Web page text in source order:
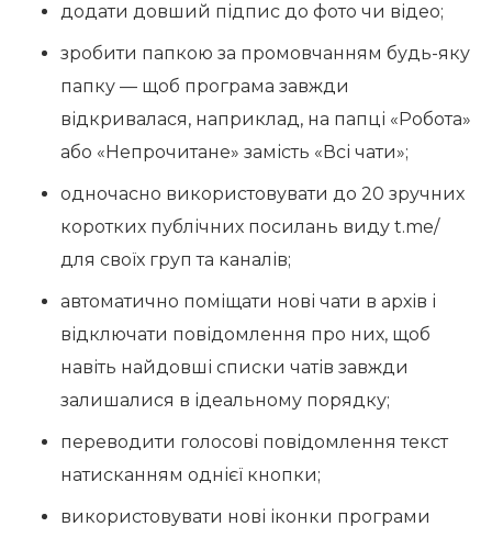
додати довший підпис до фото чи відео;
зробити папкою за промовчанням будь-яку
папку — щоб програма завжди
відкривалася, наприклад, на папці «Робота»
або «Непрочитане» замість «Всі чати»;
одночасно використовувати до 20 зручних
коротких публічних посилань виду t.me/
для своїх груп та каналів;
автоматично поміщати нові чати в архів і
відключати повідомлення про них, щоб
навіть найдовші списки чатів завжди
залишалися в ідеальному порядку;
переводити голосові повідомлення текст
натисканням однієї кнопки;
використовувати нові іконки програми